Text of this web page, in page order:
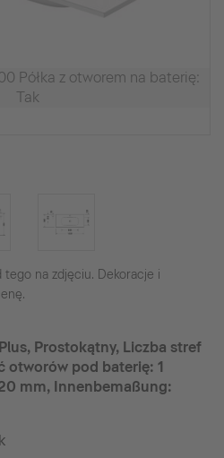
Półka z otworem na baterię:
Tak
na zdjęciu. Dekoracje i
Prostokątny, Liczba stref
otworów pod baterię: 1
mm, Innenbemaßung: